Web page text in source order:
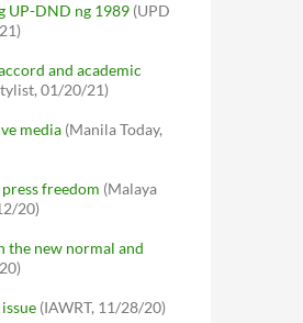
UP-DND ng 1989 (UPD
and academic
01/20/21)
media (Manila Today,
freedom (Malaya
20)
the new normal and
(IAWRT, 11/28/20)